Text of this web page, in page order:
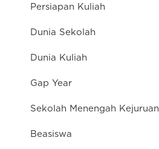
Persiapan Kuliah
Dunia Sekolah
Dunia Kuliah
Gap Year
Sekolah Menengah Kejuruan
Beasiswa